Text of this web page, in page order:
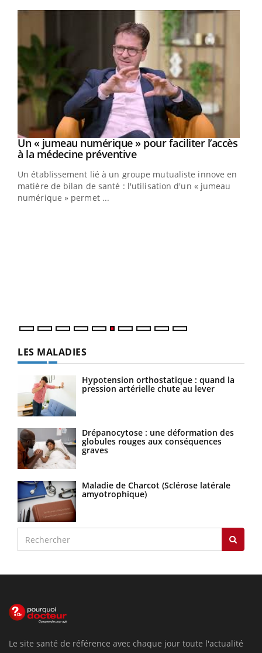
Youtube
Un « jumeau numérique » pour faciliter l’accès
à la médecine préventiveYoutube
Un établissement lié à un groupe mutualiste innove en
matière de bilan de santé : l'utilisation d'un « jumeau
numérique » permet ...
LES MALADIES
Hypotension orthostatique : quand la
pression artérielle chute au lever
Drépanocytose : une déformation des
globules rouges aux conséquences
graves
Maladie de Charcot (Sclérose latérale
amyotrophique)
Le site santé de référence avec chaque jour toute l'actualité